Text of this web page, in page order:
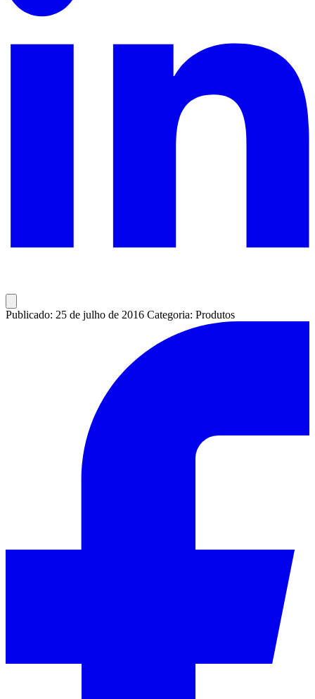
Publicado: 25 de julho de 2016 Categoria: Produtos